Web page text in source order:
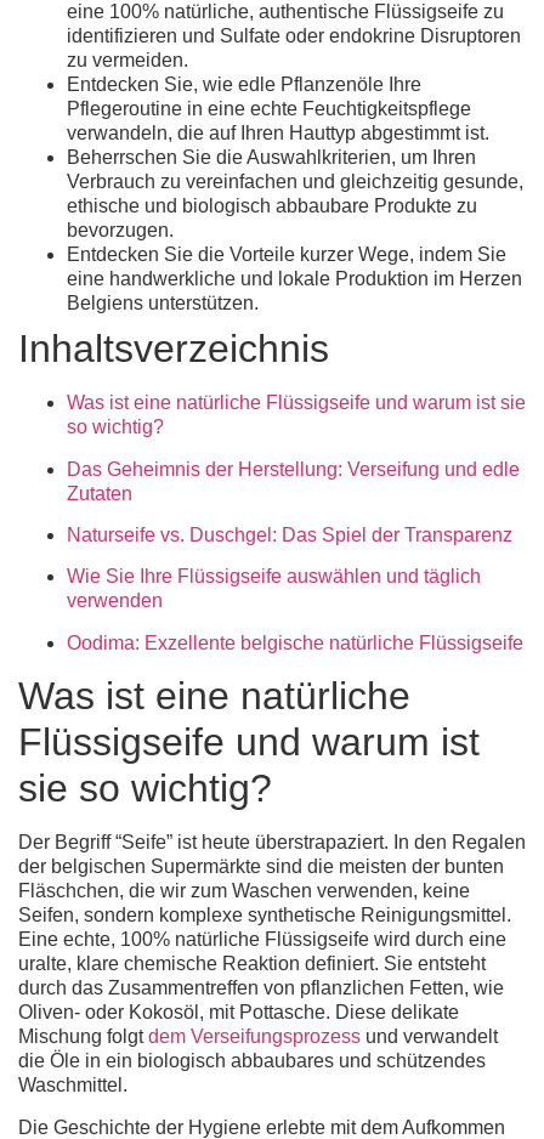
eine 100% natürliche, authentische Flüssigseife zu
identifizieren und Sulfate oder endokrine Disruptoren
zu vermeiden.
Entdecken Sie, wie edle Pflanzenöle Ihre
Pflegeroutine in eine echte Feuchtigkeitspflege
verwandeln, die auf Ihren Hauttyp abgestimmt ist.
Beherrschen Sie die Auswahlkriterien, um Ihren
Verbrauch zu vereinfachen und gleichzeitig gesunde,
ethische und biologisch abbaubare Produkte zu
bevorzugen.
Entdecken Sie die Vorteile kurzer Wege, indem Sie
eine handwerkliche und lokale Produktion im Herzen
Belgiens unterstützen.
Inhaltsverzeichnis
Was ist eine natürliche Flüssigseife und warum ist sie
so wichtig?
Das Geheimnis der Herstellung: Verseifung und edle
Zutaten
Naturseife vs. Duschgel: Das Spiel der Transparenz
Wie Sie Ihre Flüssigseife auswählen und täglich
verwenden
Oodima: Exzellente belgische natürliche Flüssigseife
Was ist eine natürliche
Flüssigseife und warum ist
sie so wichtig?
Der Begriff “Seife” ist heute überstrapaziert. In den Regalen
der belgischen Supermärkte sind die meisten der bunten
Fläschchen, die wir zum Waschen verwenden, keine
Seifen, sondern komplexe synthetische Reinigungsmittel.
Eine echte, 100% natürliche Flüssigseife wird durch eine
uralte, klare chemische Reaktion definiert. Sie entsteht
durch das Zusammentreffen von pflanzlichen Fetten, wie
Oliven- oder Kokosöl, mit Pottasche. Diese delikate
Mischung folgtdem Verseifungsprozess und verwandelt
die Öle in ein biologisch abbaubares und schützendes
Waschmittel.
Die Geschichte der Hygiene erlebte mit dem Aufkommen